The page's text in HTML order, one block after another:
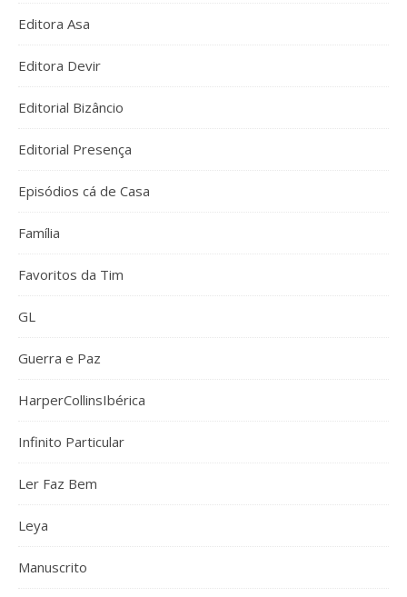
Editora Asa
Editora Devir
Editorial Bizâncio
Editorial Presença
Episódios cá de Casa
Família
Favoritos da Tim
GL
Guerra e Paz
HarperCollinsIbérica
Infinito Particular
Ler Faz Bem
Leya
Manuscrito